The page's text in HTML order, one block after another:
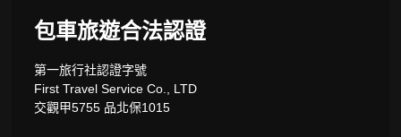
包車旅遊合法認證
第一旅行社認證字號
First Travel Service Co., LTD
交觀甲5755 品北保1015